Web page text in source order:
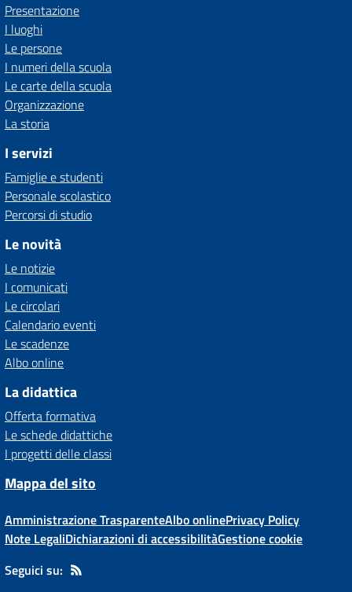
Presentazione
I luoghi
Le persone
I numeri della scuola
Le carte della scuola
Organizzazione
La storia
I servizi
Famiglie e studenti
Personale scolastico
Percorsi di studio
Le novità
Le notizie
I comunicati
Le circolari
Calendario eventi
Le scadenze
Albo online
La didattica
Offerta formativa
Le schede didattiche
I progetti delle classi
Mappa del sito
Amministrazione TrasparenteAlbo onlinePrivacy Policy
Note LegaliDichiarazioni di accessibilitàGestione cookie
Seguici su: